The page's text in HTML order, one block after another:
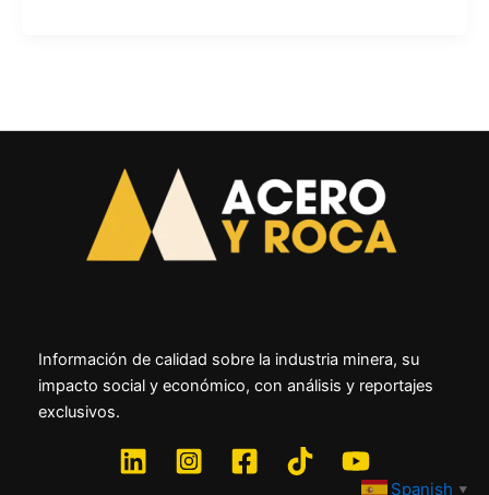
Información de calidad sobre la industria minera, su
impacto social y económico, con análisis y reportajes
exclusivos.
Spanish ▼